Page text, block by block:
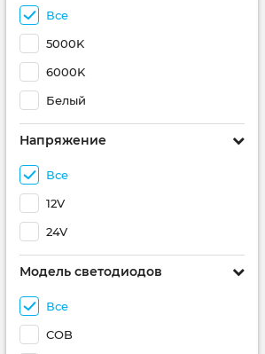
Все
5000K
6000K
Белый
Напряжение
Все
12V
24V
Модель светодиодов
Все
COB